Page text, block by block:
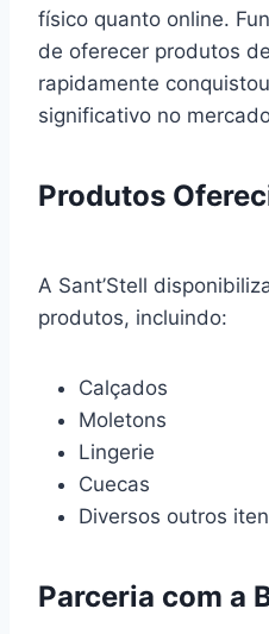
físico quanto online.
de oferecer produtos
rapidamente
significativo no
Produtos
A Sant’Stell
produtos, incluindo:
Calçados
Moletons
Lingerie
Cuecas
Diversos outros
Parceria com a